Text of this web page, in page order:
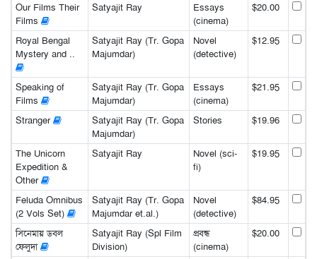
Our Films Their
Films
Satyajit Ray
Essays
(cinema)
$20.00
Royal Bengal
Mystery and ..
Satyajit Ray (Tr. Gopa
Majumdar)
Novel
(detective)
$12.95
Speaking of
Films
Satyajit Ray (Tr. Gopa
Majumdar)
Essays
(cinema)
$21.95
Stranger
Satyajit Ray (Tr. Gopa
Majumdar)
Stories $19.96
The Unicorn
Expedition &
Other
Satyajit Ray
Novel (sci-
fi)
$19.95
Feluda Omnibus
(2 Vols Set)
Satyajit Ray (Tr. Gopa
Majumdar et.al.)
Novel
(detective)
$84.95
সিনেমায় ডবল
ফেলুদা
Satyajit Ray (Spl Film
Division)
প্রবন্ধ
(cinema)
$20.00